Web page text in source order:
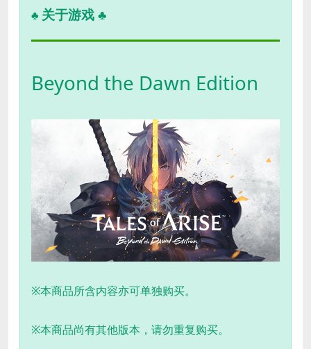
♣ 关于游戏 ♣
Beyond the Dawn Edition
※本商品所含内容亦可单独购买。
※本商品尚有其他版本，请勿重复购买。